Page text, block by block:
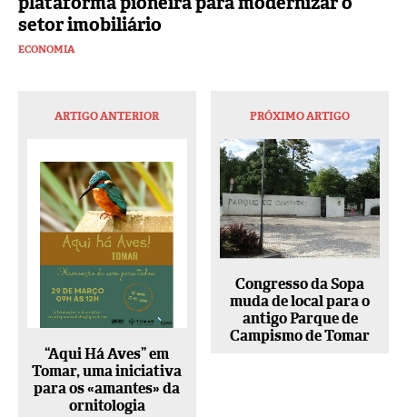
setor imobiliário
ECONOMIA
ARTIGO ANTERIOR
“Aqui Há Aves” em
Tomar, uma iniciativa
para os «amantes» da
ornitologia
PRÓXIMO ARTIGO
Congresso da Sopa
muda de local para o
antigo Parque de
Campismo de Tomar